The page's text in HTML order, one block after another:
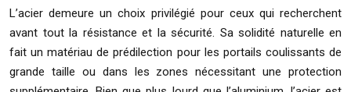
L’acier demeure un choix privilégié pour ceux qui recherchent
avant tout la résistance et la sécurité. Sa solidité naturelle en
fait un matériau de prédilection pour les portails coulissants de
grande taille ou dans les zones nécessitant une protection